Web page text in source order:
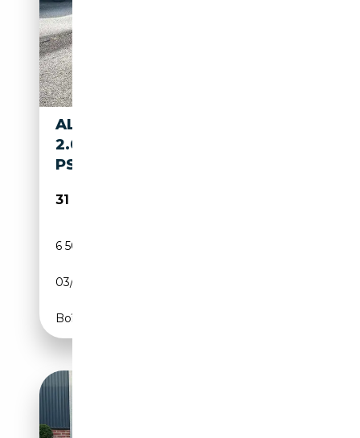
ALFA ROMEO GIULIA SPRINT
2.0 TURBO 16V 147KW (200
PS) AT
31 990€
6 500 km
03/2023
Boîte automatique